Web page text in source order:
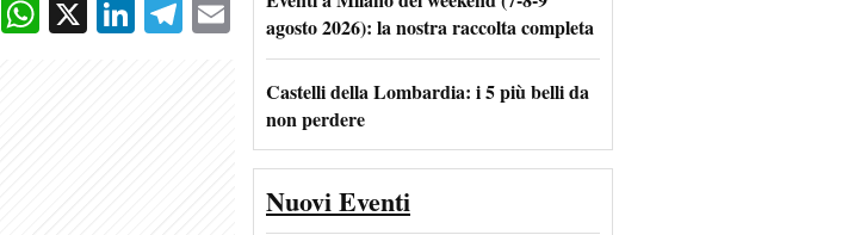
Facebook
WhatsApp
X LinkedIn
Telegram
Email
agosto 2026): la nostra raccolta completa
Castelli della Lombardia: i 5 più belli da
non perdere
Nuovi Eventi